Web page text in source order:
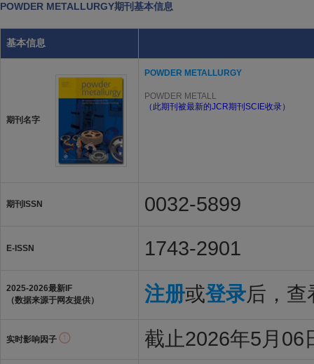
POWDER METALLURGY期刊基本信息
基本信息
期刊名字
POWDER METALLURGY
POWDER METALL
（此期刊被最新的JCR期刊SCIE收录）
期刊ISSN 0032-5899
E-ISSN 1743-2901
2025-2026最新IF
（数据来源于网友提供）
注册或登录后，查
实时影响因子 截止2026年5月06